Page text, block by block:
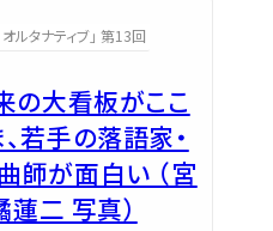
ルタナティブ」 第13回
の大看板がここ
若手の落語家・
師が面白い （宮
二 写真）